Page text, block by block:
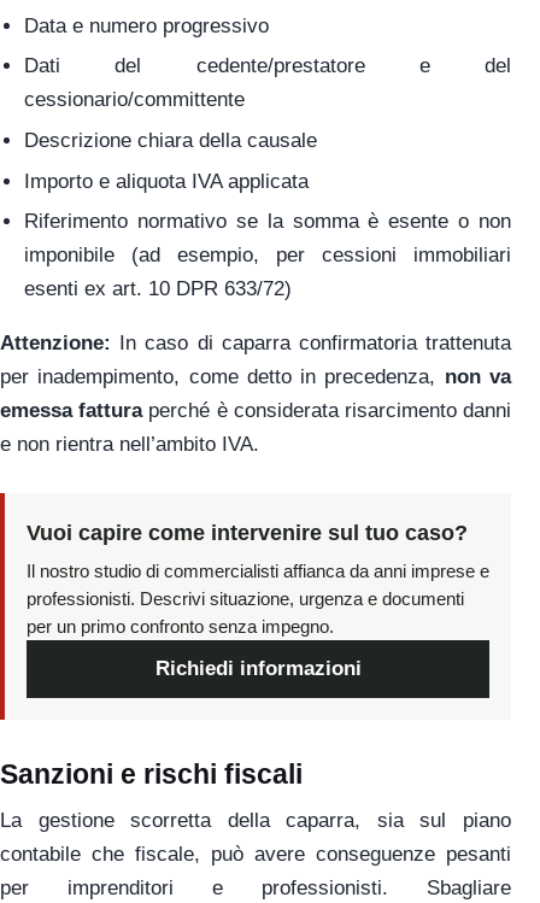
Data e numero progressivo
Dati del cedente/prestatore e del
cessionario/committente
Descrizione chiara della causale
Importo e aliquota IVA applicata
Riferimento normativo se la somma è esente o non
imponibile (ad esempio, per cessioni immobiliari
esenti ex art. 10 DPR 633/72)
Attenzione: In caso di caparra confirmatoria trattenuta
per inadempimento, come detto in precedenza, non va
emessa fatturaperché è considerata risarcimento danni
e non rientra nell’ambito IVA.
Vuoi capire come intervenire sul tuo caso?
Il nostro studio di commercialisti affianca da anni imprese e
professionisti. Descrivi situazione, urgenza e documenti
per un primo confronto senza impegno.
Richiedi informazioni
Sanzioni e rischi fiscali
La gestione scorretta della caparra, sia sul piano
contabile che fiscale, può avere conseguenze pesanti
per imprenditori e professionisti. Sbagliare